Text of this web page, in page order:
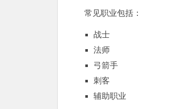
常见职业包括：
战士
法师
弓箭手
刺客
辅助职业